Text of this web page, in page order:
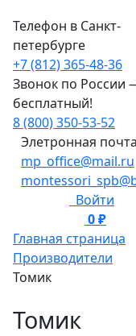
Телефон в Санкт-
петербурге
+7 (812) 365-48-36
Звонок по России
бесплатный!
8 (800) 350-53-52
Элетронная почта
mp_office@mail.ru
Войти
0 ₽
Главная страница
Производители
Томик
Томик